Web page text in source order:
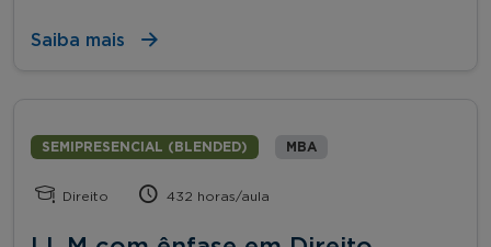
Saiba mais
SEMIPRESENCIAL (BLENDED) MBA
Direito 432 horas/aula